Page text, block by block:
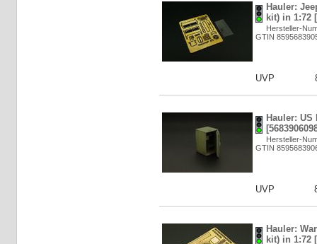
Hauler:
kit) in 1:72
Hersteller-
GTIN
UVP
Hauler: US
Hersteller-
GTIN
UVP
Hauler:
kit) in 1:72